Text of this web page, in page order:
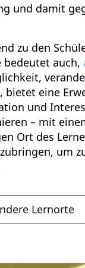
und damit
zu den
bedeutet auch,
eine
und
– mit
Ort des
um
Lernorte